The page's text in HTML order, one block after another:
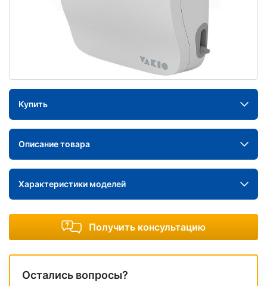
Купить
Описание товара
Характеристики моделей
Получить консультацию
Остались вопросы?